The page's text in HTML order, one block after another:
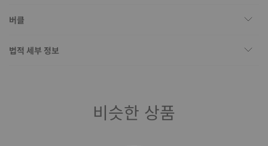
버클
법적 세부 정보
비슷한 상품